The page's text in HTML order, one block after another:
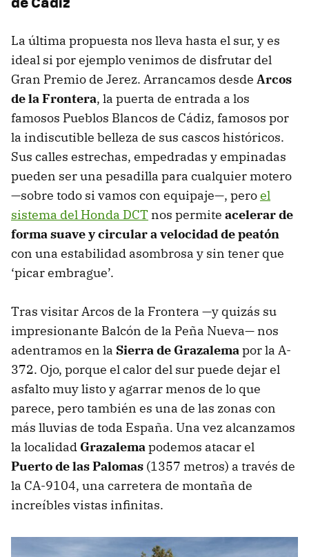
La última propuesta nos lleva hasta el sur, y es
ideal si por ejemplo venimos de disfrutar del
Gran Premio de Jerez. Arrancamos desde Arcos
de la Frontera, la puerta de entrada a los
famosos Pueblos Blancos de Cádiz, famosos por
la indiscutible belleza de sus cascos históricos.
Sus calles estrechas, empedradas y empinadas
pueden ser una pesadilla para cualquier motero
—sobre todo si vamos con equipaje—, peroel
sistema del Honda DCT nos permite acelerar de
forma suave y circular a velocidad de peatón
con una estabilidad asombrosa y sin tener que
‘picar embrague’.
Tras visitar Arcos de la Frontera —y quizás su
impresionante Balcón de la Peña Nueva— nos
adentramos en la Sierra de Grazalemapor la A-
372. Ojo, porque el calor del sur puede dejar el
asfalto muy listo y agarrar menos de lo que
parece, pero también es una de las zonas con
más lluvias de toda España. Una vez alcanzamos
la localidad Grazalemapodemos atacar el
Puerto de las Palomas (1357 metros) a través de
la CA-9104, una carretera de montaña de
increíbles vistas infinitas.